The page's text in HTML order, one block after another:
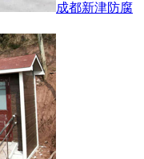
成都新津防腐